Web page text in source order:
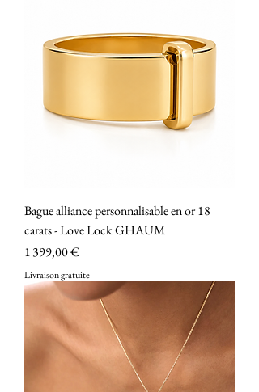
Bague alliance personnalisable en or 18
carats - Love Lock GHAUM
Prix
1 399,00 €
Livraison gratuite